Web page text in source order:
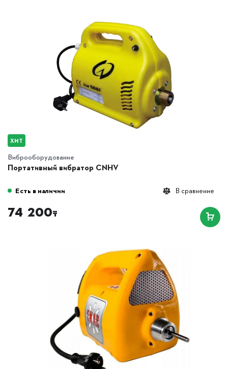
ХИТ
Виброоборудование
Портативный вибратор CNHV
В сравнение
Есть в наличии
74 200₸